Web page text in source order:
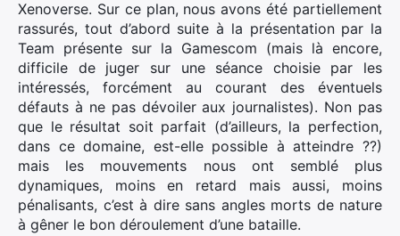
Xenoverse. Sur ce plan, nous avons été partiellement
rassurés, tout d’abord suite à la présentation par la
Team présente sur la Gamescom (mais là encore,
difficile de juger sur une séance choisie par les
intéressés, forcément au courant des éventuels
défauts à ne pas dévoiler aux journalistes). Non pas
que le résultat soit parfait (d’ailleurs, la perfection,
dans ce domaine, est-elle possible à atteindre ??)
mais les mouvements nous ont semblé plus
dynamiques, moins en retard mais aussi, moins
pénalisants, c’est à dire sans angles morts de nature
à gêner le bon déroulement d’une bataille.